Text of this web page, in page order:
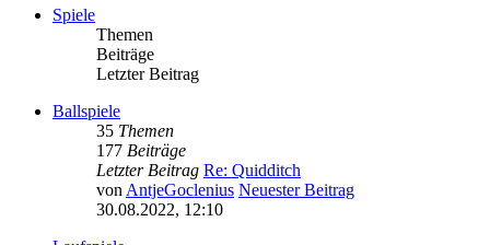
Spiele
Themen
Beiträge
Letzter Beitrag
Ballspiele
35 Themen
177 Beiträge
Letzter Beitrag Re: Quidditch
von AntjeGoclenius Neuester Beitrag
30.08.2022, 12:10